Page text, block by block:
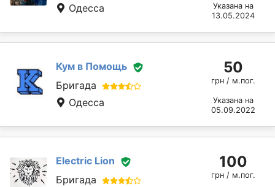
Одесса
Указана на
13.05.2024
Кум в Помощь
Бригада
Одесса
50
грн / м.пог.
Указана на
05.09.2022
Electric Lion
Бригада
100
грн / м.пог.